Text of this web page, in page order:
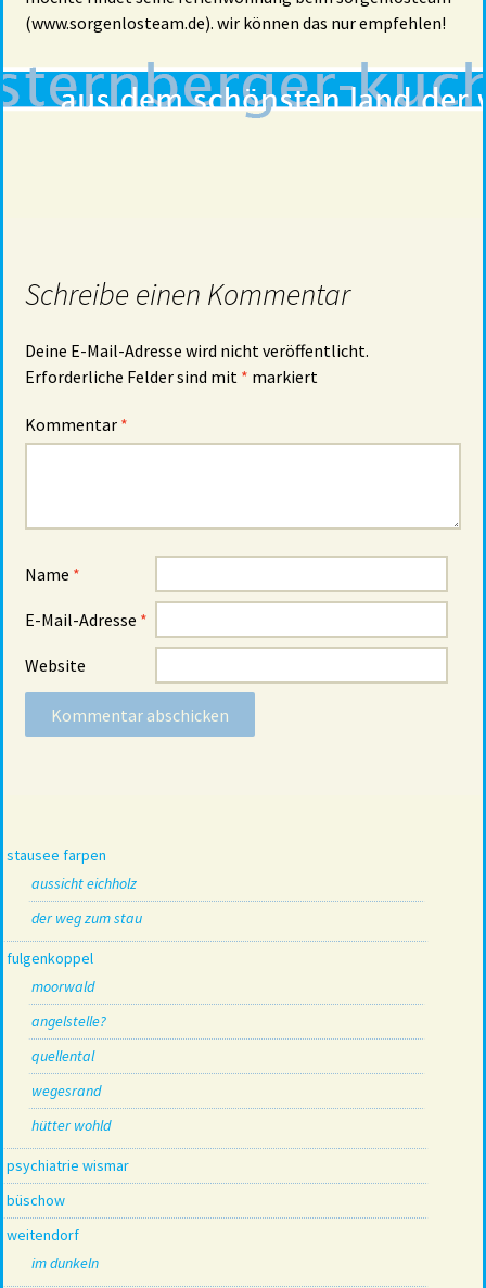
(www.sorgenlosteam.de). wir können das nur empfehlen!
Schreibe einen Kommentar
Deine E-Mail-Adresse wird nicht veröffentlicht.
Erforderliche Felder sind mit * markiert
Kommentar *
Name *
E-Mail-Adresse *
Website
stausee farpen
aussicht eichholz
der weg zum stau
fulgenkoppel
moorwald
angelstelle?
quellental
wegesrand
hütter wohld
psychiatrie wismar
büschow
weitendorf
im dunkeln